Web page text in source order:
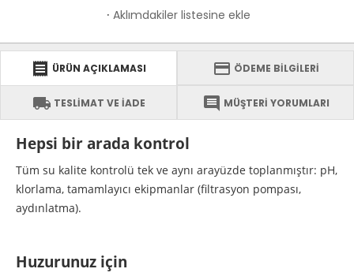
· Aklımdakiler listesine ekle
receipt ÜRÜN AÇIKLAMASI credit_card ÖDEME BİLGİLERİ
local_shipping TESLİMAT VE İADE comment MÜŞTERİ YORUMLARI
Hepsi bir arada kontrol
Tüm su kalite kontrolü tek ve aynı arayüzde toplanmıştır: pH,
klorlama, tamamlayıcı ekipmanlar (filtrasyon pompası,
aydınlatma).
Huzurunuz için